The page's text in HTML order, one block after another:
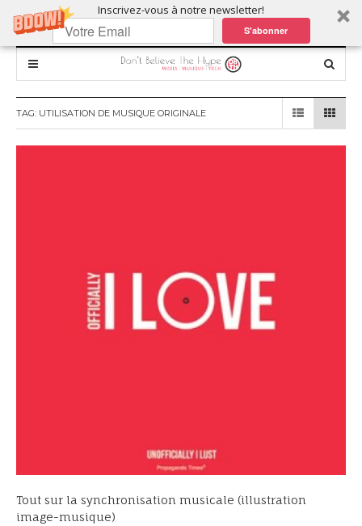
Inscrivez-vous à notre newsletter!
S'abonner
TAG: UTILISATION DE MUSIQUE ORIGINALE
Tout sur la synchronisation musicale (illustration
image-musique)